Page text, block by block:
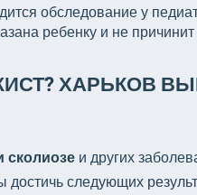
обследование у
ребенку и не
ХАРЬКОВ
сколиозе и других
следующих